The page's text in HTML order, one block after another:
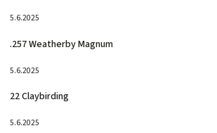
5.6.2025
.257 Weatherby Magnum
5.6.2025
22 Claybirding
5.6.2025